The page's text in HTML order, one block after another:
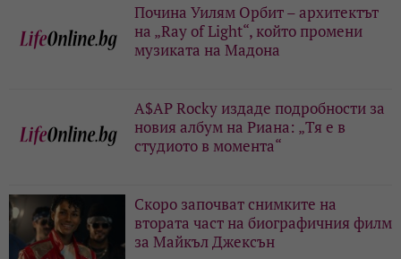
Почина Уилям Орбит – архитектът
на „Ray of Light“, който промени
музиката на Мадона
A$AP Rocky издаде подробности за
новия албум на Риана: „Тя е в
студиото в момента“
Скоро започват снимките на
втората част на биографичния филм
за Майкъл Джексън